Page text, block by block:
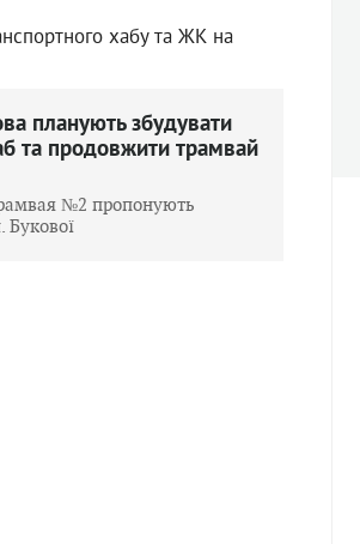
хабу та ЖК на
планують збудувати
та продовжити трамвай
№2 пропонують
Букової